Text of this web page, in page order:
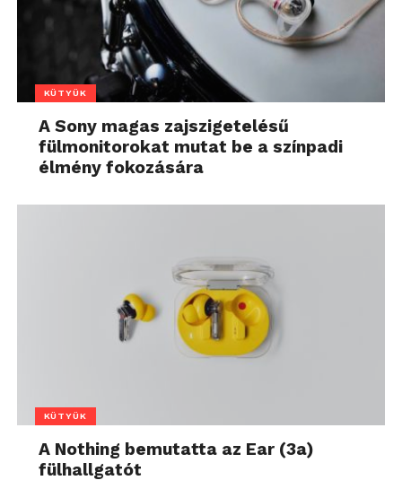
KÜTYÜK
A Sony magas zajszigetelésű
fülmonitorokat mutat be a színpadi
élmény fokozására
KÜTYÜK
A Nothing bemutatta az Ear (3a)
fülhallgatót